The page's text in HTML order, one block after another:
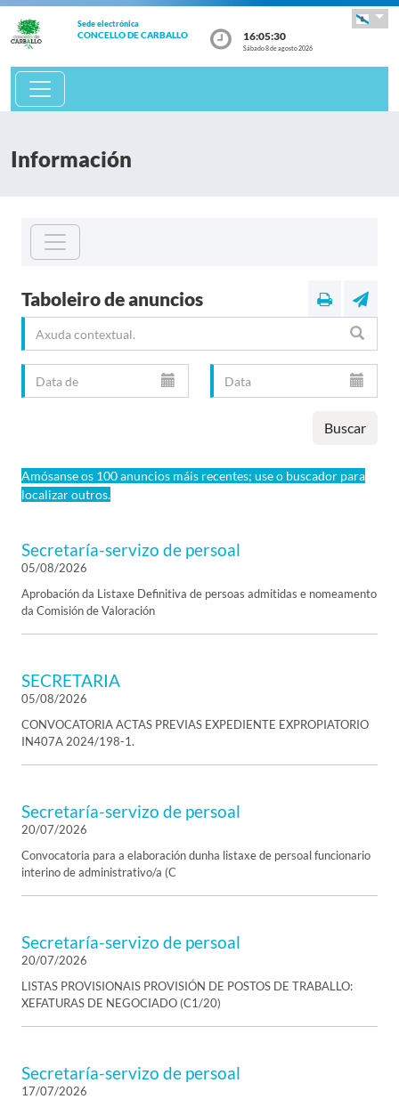
Sede electrónica
CONCELLO DE CARBALLO 16:05:31
Sábado 8 de agosto 2026
Información
Taboleiro de anuncios
Buscar
Amósanse os 100 anuncios máis recentes; use o buscador para
localizar outros.
Secretaría-servizo de persoal
05/08/2026
Aprobación da Listaxe Definitiva de persoas admitidas e nomeamento
da Comisión de Valoración
SECRETARIA
05/08/2026
CONVOCATORIA ACTAS PREVIAS EXPEDIENTE EXPROPIATORIO
IN407A 2024/198-1.
Secretaría-servizo de persoal
20/07/2026
Convocatoria para a elaboración dunha listaxe de persoal funcionario
interino de administrativo/a (C
Secretaría-servizo de persoal
20/07/2026
LISTAS PROVISIONAIS PROVISIÓN DE POSTOS DE TRABALLO:
XEFATURAS DE NEGOCIADO (C1/20)
Secretaría-servizo de persoal
17/07/2026